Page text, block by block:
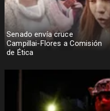
Senado envía cruce
Campillai-Flores a Comisión
de Ética